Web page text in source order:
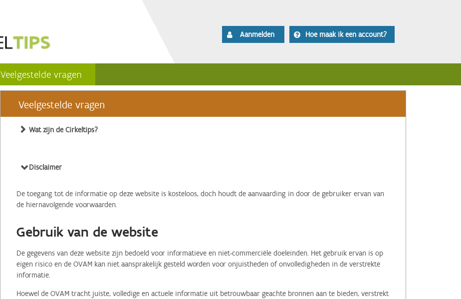
Aanmelden Hoe maak ik een account?
Veelgestelde vragen
Veelgestelde vragen
Wat zijn de Cirkeltips?
Disclaimer
De toegang tot de informatie op deze website is kosteloos, doch houdt de aanvaarding in door de gebruiker ervan van
de hiernavolgende voorwaarden.
Gebruik van de website
De gegevens van deze website zijn bedoeld voor informatieve en niet-commerciële doeleinden. Het gebruik ervan is op
eigen risico en de OVAM kan niet aansprakelijk gesteld worden voor onjuistheden of onvolledigheden in de verstrekte
informatie.
Hoewel de OVAM tracht juiste, volledige en actuele informatie uit betrouwbaar geachte bronnen aan te bieden, verstrekt